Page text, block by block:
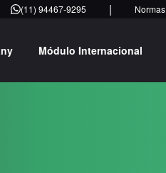
(11) 94467-9295 | Normas
Módulo Internacional